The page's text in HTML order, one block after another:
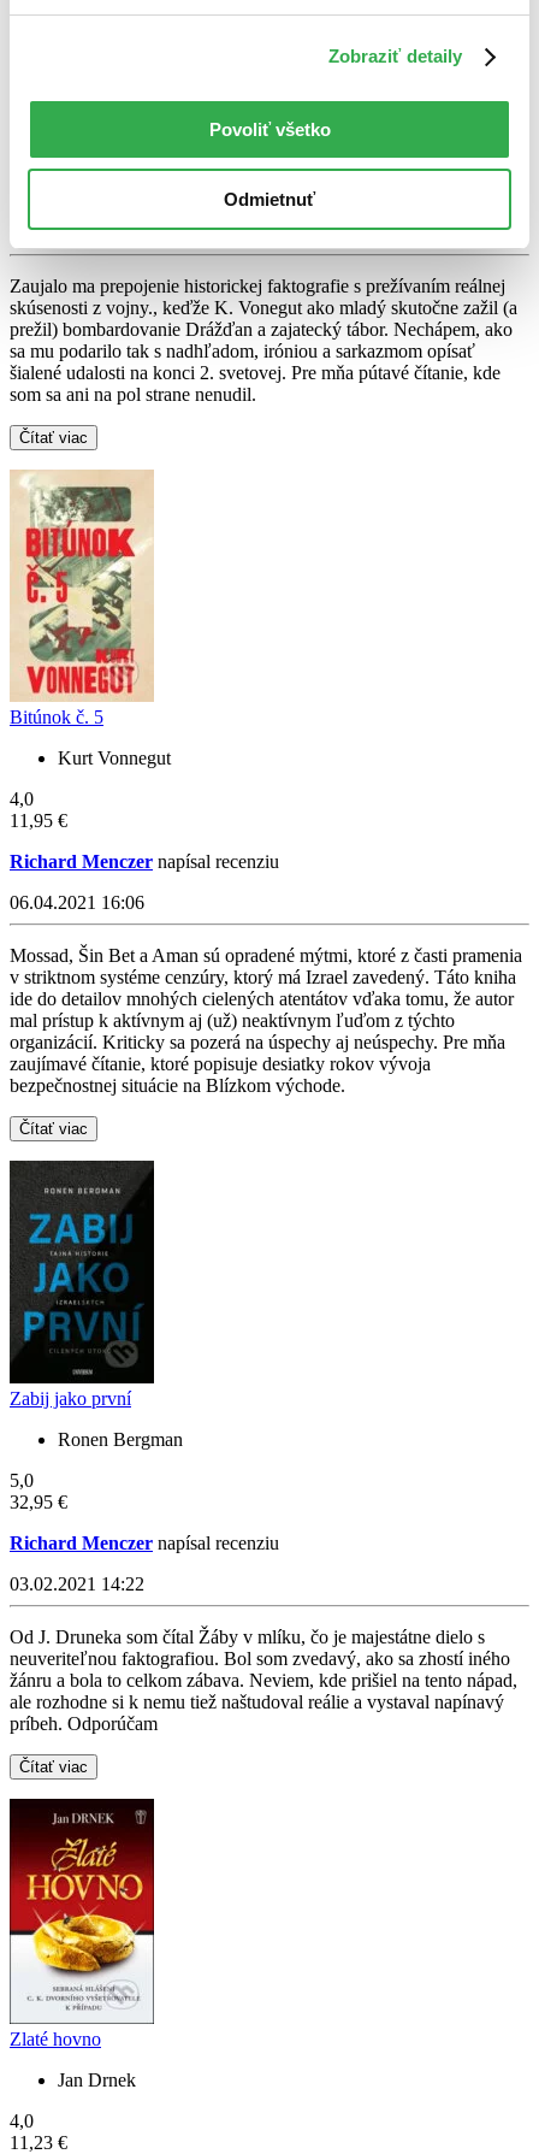
Zobraziť detaily
Povoliť všetko
Odmietnuť
napísal recenziu
11.08.2021 08:58
Zaujalo ma prepojenie historickej faktografie s prežívaním reálnej
skúsenosti z vojny., keďže K. Vonegut ako mladý skutočne zažil (a
prežil) bombardovanie Drážďan a zajatecký tábor. Nechápem, ako
sa mu podarilo tak s nadhľadom, iróniou a sarkazmom opísať
šialené udalosti na konci 2. svetovej. Pre mňa pútavé čítanie, kde
som sa ani na pol strane nenudil.
Čítať viac
Bitúnok č. 5
Kurt Vonnegut
4,0
11,95 €
Richard Menczer napísal recenziu
06.04.2021 16:06
Mossad, Šin Bet a Aman sú opradené mýtmi, ktoré z časti pramenia
v striktnom systéme cenzúry, ktorý má Izrael zavedený. Táto kniha
ide do detailov mnohých cielených atentátov vďaka tomu, že autor
mal prístup k aktívnym aj (už) neaktívnym ľuďom z týchto
organizácií. Kriticky sa pozerá na úspechy aj neúspechy. Pre mňa
zaujímavé čítanie, ktoré popisuje desiatky rokov vývoja
bezpečnostnej situácie na Blízkom východe.
Čítať viac
Zabij jako první
Ronen Bergman
5,0
32,95 €
Richard Menczer napísal recenziu
03.02.2021 14:22
Od J. Druneka som čítal Žáby v mlíku, čo je majestátne dielo s
neuveriteľnou faktografiou. Bol som zvedavý, ako sa zhostí iného
žánru a bola to celkom zábava. Neviem, kde prišiel na tento nápad,
ale rozhodne si k nemu tiež naštudoval reálie a vystaval napínavý
príbeh. Odporúčam
Čítať viac
Zlaté hovno
Jan Drnek
4,0
11,23 €